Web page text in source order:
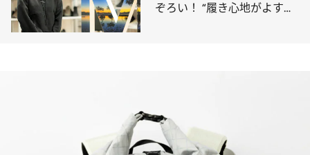
ぞろい！ “履き心地がよすぎ